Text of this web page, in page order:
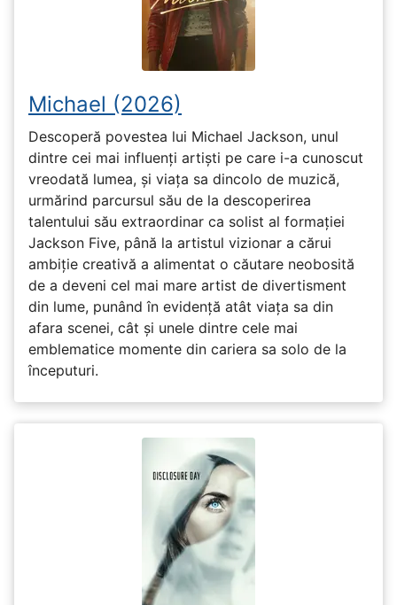
Michael (2026)
Descoperă povestea lui Michael Jackson, unul
dintre cei mai influenți artiști pe care i-a cunoscut
vreodată lumea, și viața sa dincolo de muzică,
urmărind parcursul său de la descoperirea
talentului său extraordinar ca solist al formației
Jackson Five, până la artistul vizionar a cărui
ambiție creativă a alimentat o căutare neobosită
de a deveni cel mai mare artist de divertisment
din lume, punând în evidență atât viața sa din
afara scenei, cât și unele dintre cele mai
emblematice momente din cariera sa solo de la
începuturi.